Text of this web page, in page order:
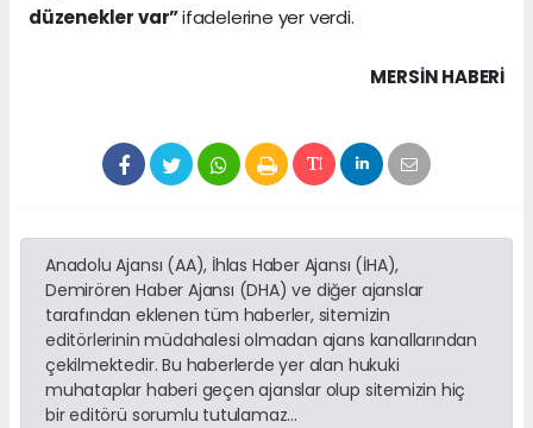
düzenekler var”ifadelerine yer verdi.
MERSIN HABERİ
Anadolu Ajansı (AA), İhlas Haber Ajansı (İHA),
Demirören Haber Ajansı (DHA) ve diğer ajanslar
tarafından eklenen tüm haberler, sitemizin
editörlerinin müdahalesi olmadan ajans kanallarından
çekilmektedir. Bu haberlerde yer alan hukuki
muhataplar haberi geçen ajanslar olup sitemizin hiç
bir editörü sorumlu tutulamaz...